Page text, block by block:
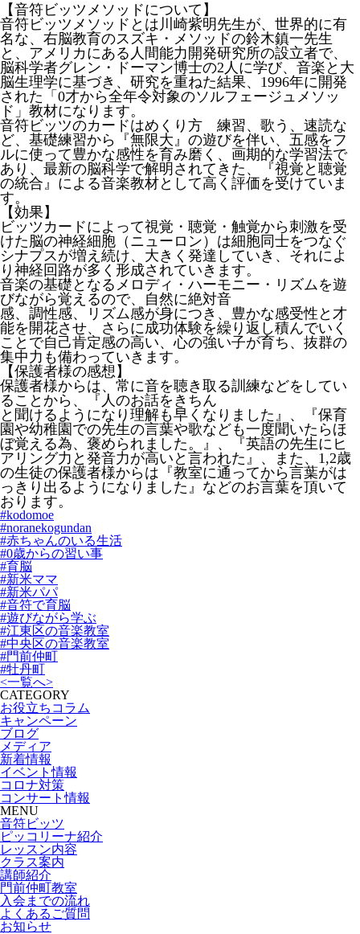
【音符ビッツメソッドについて】
音符ビッツメソッドとは川崎紫明先生が、世界的に有
名な、右脳教育のスズキ・メソッドの鈴木鎮一先生
と、アメリカにある人間能力開発研究所の設立者で、
脳科学者グレン・ドーマン博士の2人に学び、音楽と大
脳生理学に基づき、研究を重ねた結果、1996年に開発
された「0才から全年令対象のソルフェージュメソッ
ド」教材になります。
音符ビッツのカードはめくり方 練習、歌う、速読な
ど、基礎練習から『無限大』の遊びを伴い、五感をフ
ルに使って豊かな感性を育み磨く、画期的な学習法で
あり、最新の脳科学で解明されてきた、『視覚と聴覚
の統合』による音楽教材として高く評価を受けていま
す。
【効果】
ビッツカードによって視覚・聴覚・触覚から刺激を受
けた脳の神経細胞（ニューロン）は細胞同士をつなぐ
シナプスが増え続け、大きく発達していき、それによ
り神経回路が多く形成されていきます。
音楽の基礎となるメロディ・ハーモニー・リズムを遊
びながら覚えるので、自然に絶対音
感、調性感、リズム感が身につき、豊かな感受性と才
能を開花させ、さらに成功体験を繰り返し積んでいく
ことで自己肯定感の高い、心の強い子が育ち、抜群の
集中力も備わっていきます。
【保護者様の感想】
保護者様からは、常に音を聴き取る訓練などをしてい
ることから、『人のお話をきちん
と聞けるようになり理解も早くなりました』、『保育
園や幼稚園での先生の言葉や歌なども一度聞いたらほ
ぼ覚える為、褒められました。』、『英語の先生にヒ
アリング力と発音力が高いと言われた』、また、1,2歳
の生徒の保護者様からは『教室に通ってから言葉がは
っきり出るようになりました』などのお言葉を頂いて
おります。
#kodomoe
#noranekogundan
#赤ちゃんのいる生活
#0歳からの習い事
#育脳
#新米ママ
#新米パパ
#音符で育脳
#遊びながら学ぶ
#江東区の音楽教室
#中央区の音楽教室
#門前仲町
#牡丹町
<一覧へ>
CATEGORY
お役立ちコラム
キャンペーン
ブログ
メディア
新着情報
イベント情報
コロナ対策
コンサート情報
MENU
音符ビッツ
ピッコリーナ紹介
レッスン内容
クラス案内
講師紹介
門前仲町教室
入会までの流れ
よくあるご質問
お知らせ